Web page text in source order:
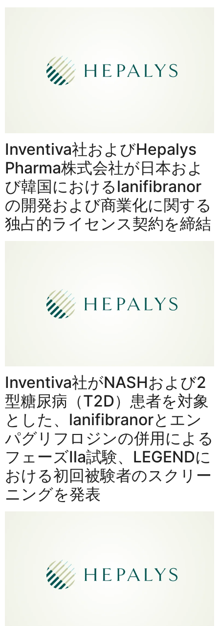
Inventiva社およびHepalys
Pharma株式会社が日本およ
び韓国におけるlanifibranor
の開発および商業化に関する
独占的ライセンス契約を締結
Inventiva社がNASHおよび2
型糖尿病（T2D）患者を対象
とした、lanifibranorとエン
パグリフロジンの併用による
フェーズⅡa試験、LEGENDに
おける初回被験者のスクリー
ニングを発表